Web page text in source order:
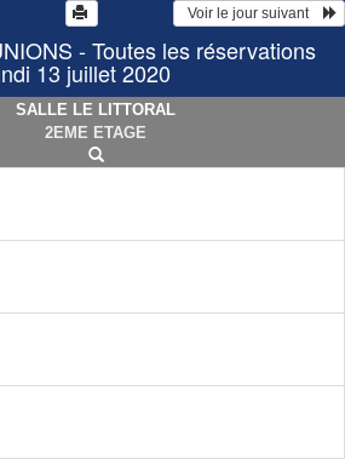
  Voir le jour suivant
- Toutes les réservations
13 juillet 2020
SALLE LE LITTORAL
2EME ETAGE